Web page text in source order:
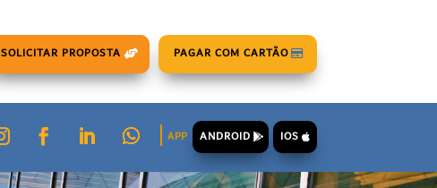
SOLICITAR PROPOSTA PAGAR COM CARTÃO
APP ANDROID IOS